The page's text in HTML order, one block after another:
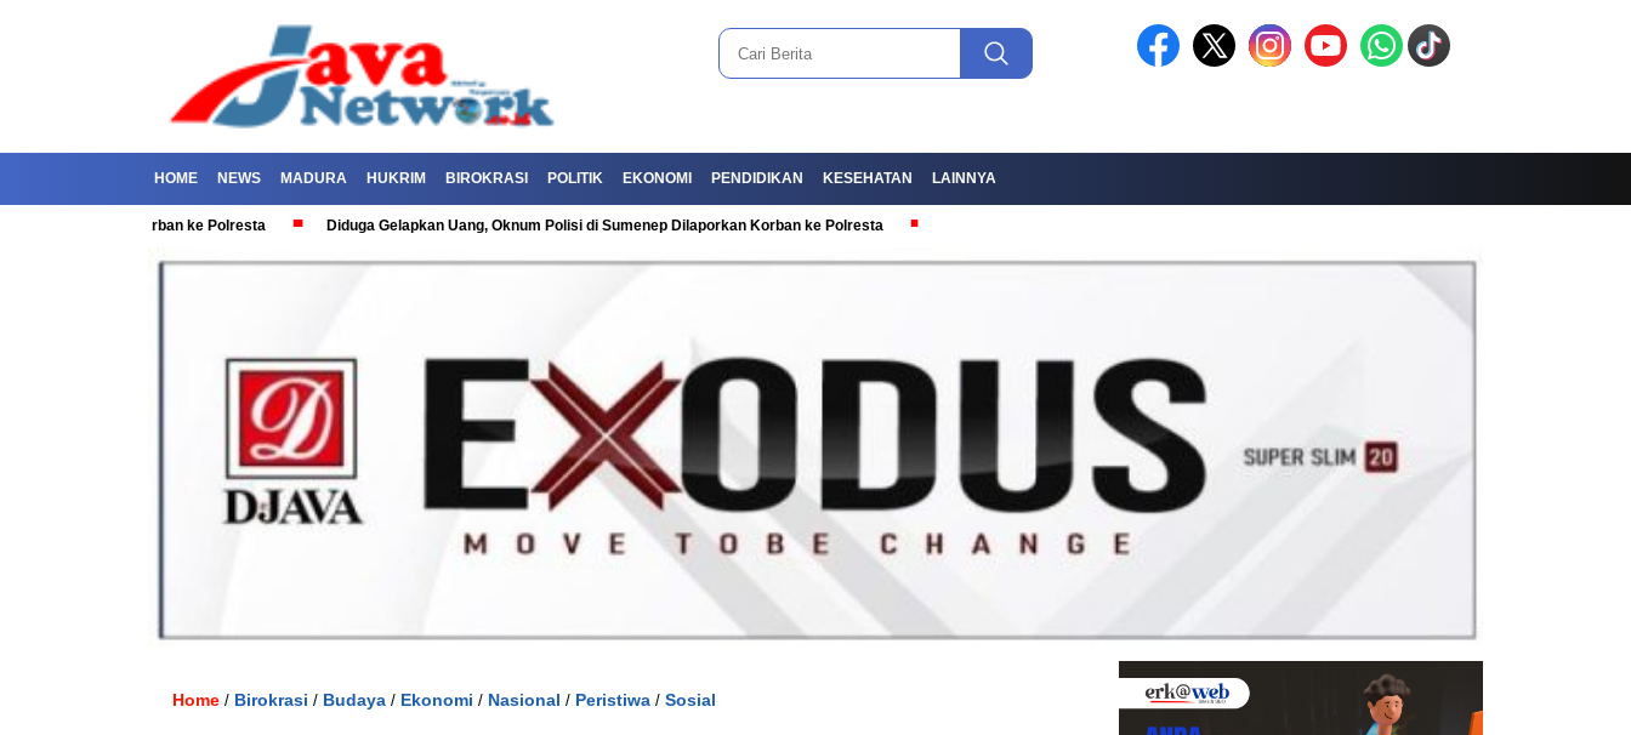
HOME NEWS MADURA HUKRIM BIROKRASI POLITIK EKONOMI PENDIDIKAN KESEHATAN LAINNYA
Korban ke Polresta Diduga Gelapkan Uang, Oknum Polisi di Sumenep Dilaporkan Korban ke Polresta
Home / Birokrasi / Budaya / Ekonomi / Nasional / Peristiwa / Sosial